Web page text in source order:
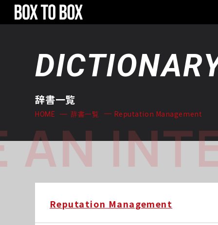
辞書一覧
HOME 辞書一覧 Reputation Management
Reputation Management